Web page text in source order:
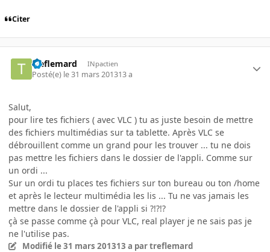
Citer
treflemard INpactien
Posté(e) le 31 mars 201313 a
Salut,
pour lire tes fichiers ( avec VLC ) tu as juste besoin de mettre
des fichiers multimédias sur ta tablette. Après VLC se
débrouillent comme un grand pour les trouver ... tu ne dois
pas mettre les fichiers dans le dossier de l'appli. Comme sur
un ordi ...
Sur un ordi tu places tes fichiers sur ton bureau ou ton /home
et après le lecteur multimédia les lis ... Tu ne vas jamais les
mettre dans le dossier de l'appli si ?!?!?
çà se passe comme çà pour VLC, real player je ne sais pas je
ne l'utilise pas.
Modifié le 31 mars 201313 a par treflemard